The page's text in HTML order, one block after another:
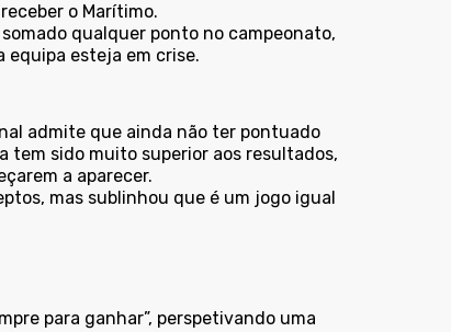
o Marítimo.
qualquer ponto no campeonato,
equipa esteja em crise.
admite que ainda não ter pontuado
tem sido muito superior aos resultados,
a aparecer.
mas sublinhou que é um jogo igual
para ganhar”, perspetivando uma